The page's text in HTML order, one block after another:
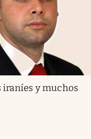
iraníes y muchos